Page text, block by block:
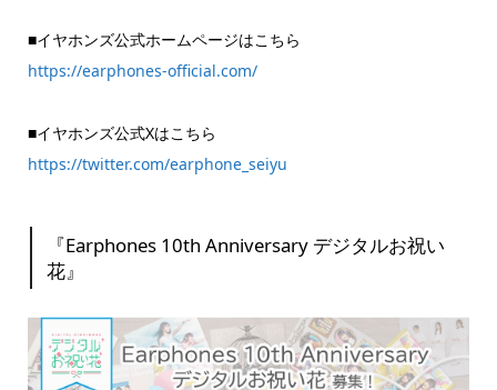
■イヤホンズ公式ホームページはこちら
https://earphones-official.com/
■イヤホンズ公式Xはこちら
https://twitter.com/earphone_seiyu
『Earphones 10th Anniversary デジタルお祝い
花』